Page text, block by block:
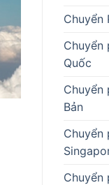
Chuyển
Chuyển
Quốc
Chuyển
Bản
Chuyển
Chuyển